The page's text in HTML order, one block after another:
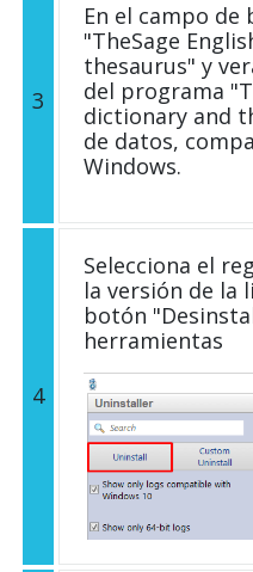
3
En el campo de
"TheSage
thesaurus" y
del programa
dictionary and
de datos,
Windows.
4
Selecciona el
la versión de la
botón
herramientas